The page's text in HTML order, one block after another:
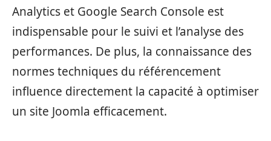
Analytics et Google Search Console est
indispensable pour le suivi et l’analyse des
performances. De plus, la connaissance des
normes techniques du référencement
influence directement la capacité à optimiser
un site Joomla efficacement.